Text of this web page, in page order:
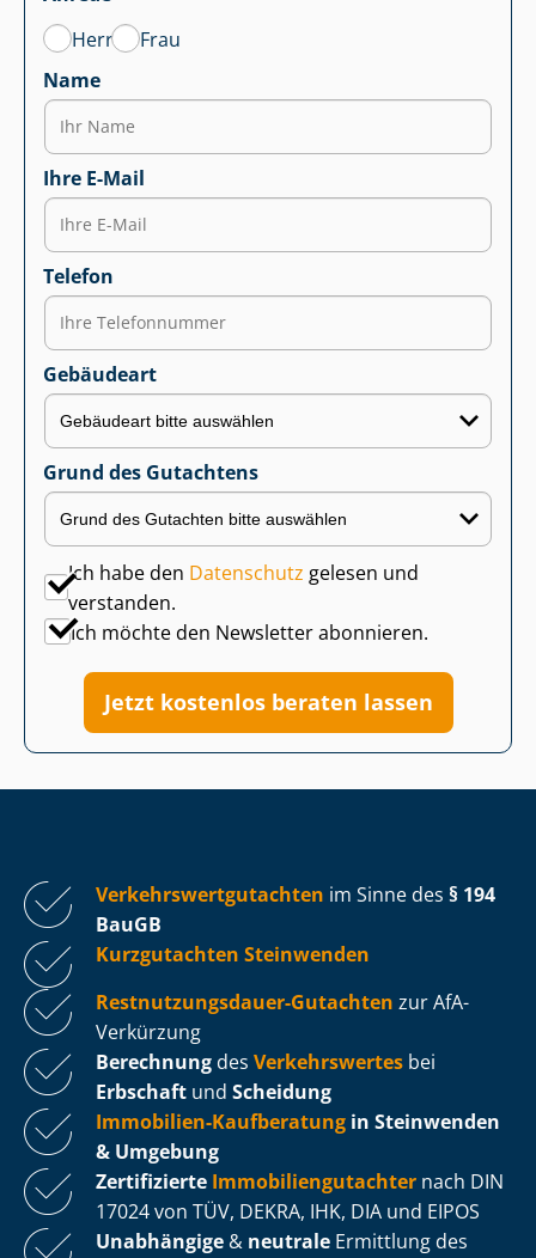
Herr
Frau
Name
Ihre E-Mail
Telefon
Gebäudeart
Grund des Gutachtens
Ich habe den Datenschutz gelesen und
verstanden.
Ich möchte den Newsletter abonnieren.
Jetzt kostenlos beraten lassen
Ver­kehrs­wert­gut­ach­ten im Sinne des § 194
BauGB
Kurzgutachten Steinwenden
Rest­nut­zungs­dau­er-Gutachten zur AfA-
Verkürzung
Berechnung des Verkehrswertes bei
Erbschaft und Scheidung
Immobilien-Kaufberatung in Steinwenden
& Umgebung
Zertifizierte Im­mo­bi­li­en­gut­ach­ter nach DIN
17024 von TÜV, DEKRA, IHK, DIA und EIPOS
Unabhängige & neutrale Ermittlung des